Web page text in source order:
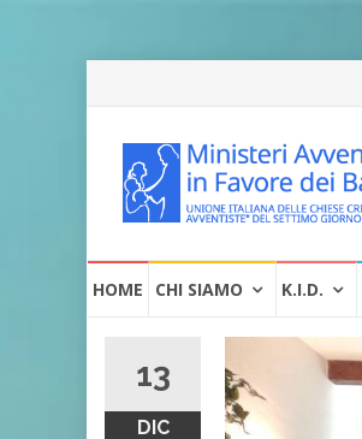
alHOME CHI SIAMO K.I.D.
13
DIC